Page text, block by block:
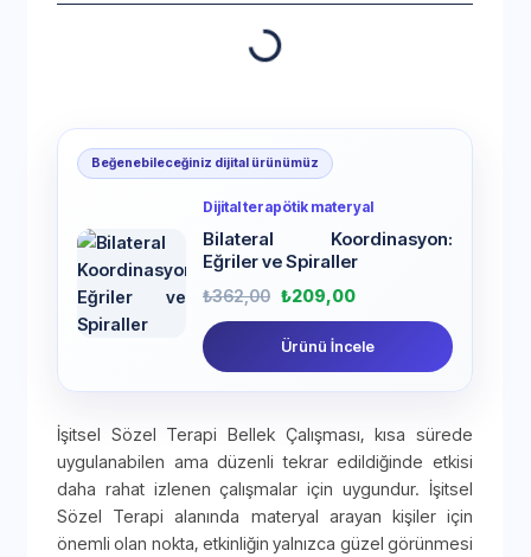
Beğenebileceğiniz dijital ürünümüz
Dijital terapötik materyal
Bilateral Koordinasyon:
Eğriler ve Spiraller
₺362,00 ₺209,00
Ürünü İncele
İşitsel Sözel Terapi Bellek Çalışması, kısa sürede
uygulanabilen ama düzenli tekrar edildiğinde etkisi
daha rahat izlenen çalışmalar için uygundur. İşitsel
Sözel Terapi alanında materyal arayan kişiler için
önemli olan nokta, etkinliğin yalnızca güzel görünmesi